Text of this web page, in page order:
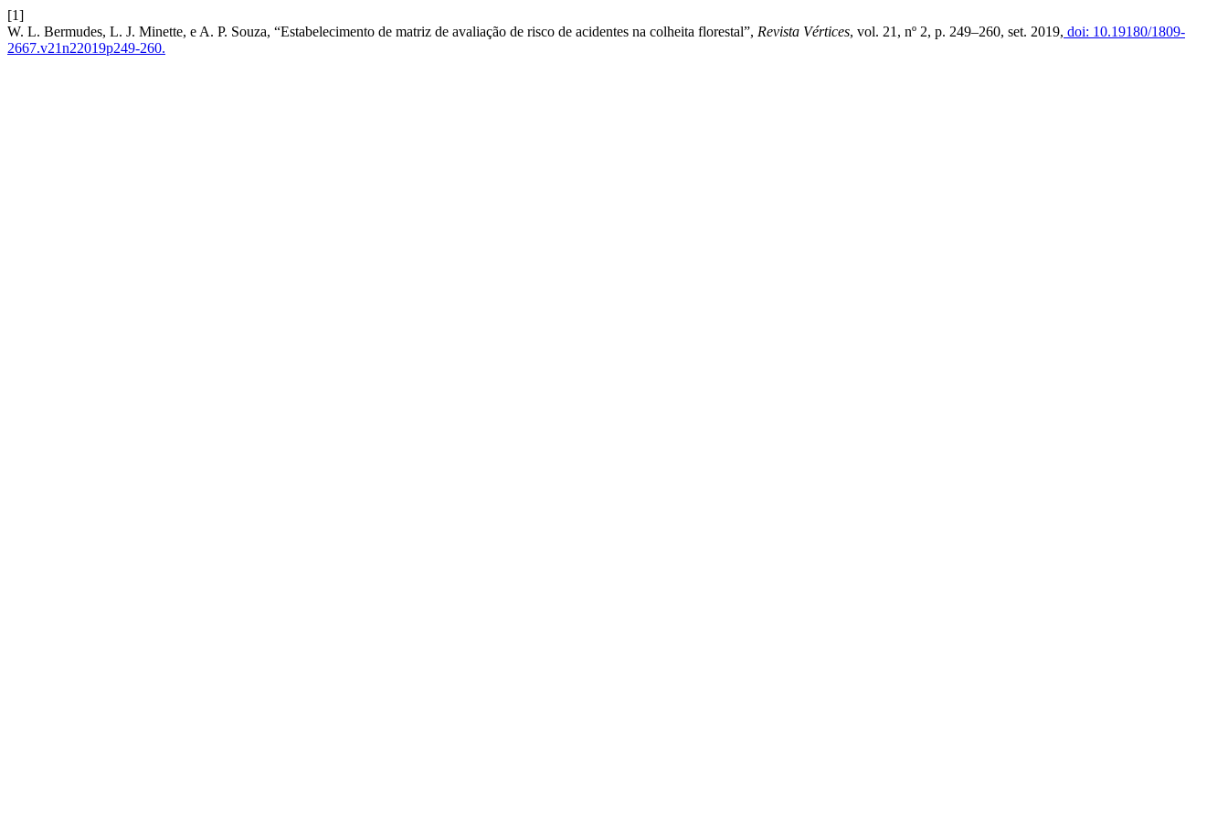
[1]
W. L. Bermudes, L. J. Minette, e A. P. Souza, “Estabelecimento de matriz de avaliação de risco de acidentes na colheita florestal”, Revista Vértices, vol. 21, nº 2, p. 249–260, set. 2019, doi: 10.19180/1809-
2667.v21n22019p249-260.